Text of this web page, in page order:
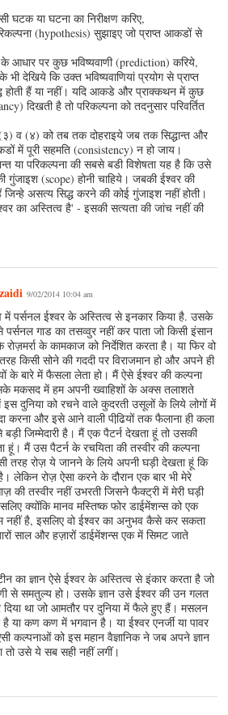
घटक या घटना का निरीक्षण करिए,
(hypothesis) सुझाइए जो प्राप्त आकडों से
आधार पर कुछ भविष्यवाणी (prediction) करिये,
देखिये कि उक्त भविष्यवाणियां प्रयोग से प्राप्त
होती हैं या नहीं। यदि आकडे और प्राक्कथन में कुछ
दिखती है तो परिकल्पना को तदनुसार परिवर्तित
व (४) को तब तक दोहराइये जब तक सिद्धान्त और
में पूरी सहमति (consistency) न हो जाय।
या परिकल्पना की सबसे बडी विशेषता यह है कि उसे
गुंजाइश (scope) होनी चाहिये। जबकी ईश्वर की
हैं जिन्हे असत्य सिद्ध करने की कोई गुंजाइश नहीं होती।
का अस्तित्व है' - इसकी सत्यता की जांच नहीं की
9/02/2014 10:04 am
में पर्सनल ईश्वर के अस्तित्व से इनकार किया है. उसके
पर्सनल गाड का तसव्वुर नहीं कर पाता जो किसी इंसान
के कामकाज को निर्देशित करता है। या फिर वो
किसी सोने की गददी पर विराजमान हो और अपने ही
के बारे में फैसला लेता हो। मैं ऐसे ईश्वर की कल्पना
मकसद में हम अपनी ख्वाहिशों के अक्स तलाशते
इस दुनिया को रचने वाले कुदरती उसूलों के लिये लोगों में
करना और इसे आने वाली पीढि़यों तक फैलाना ही कला
बड़ी जिम्मेदारी है। मैं एक पैटर्न देखता हूं तो उसकी
हूं। मैं उस पैटर्न के रचयिता की तस्वीर की कल्पना
तरह रोज़ ये जानने के लिये अपनी घड़ी देखता हूं कि
लेकिन रोज़ ऐसा करने के दौरान एक बार भी मेरे
की तस्वीर नहीं उभरती जिसने फैक्ट्री में मेरी घड़ी
क्योंकि मानव मस्तिष्क फोर डाईमेंशन्स को एक
नहीं है, इसलिए वो ईश्वर का अनुभव कैसे कर सकता
साल और हज़ारों डाईमेंशन्स एक में सिमट जाते
का ज्ञान ऐसे ईश्वर के अस्तित्व से इंकार करता है जो
से समतुल्य हो। उसके ज्ञान उसे ईश्वर की उन गलत
था जो आमतौर पर दुनिया में फैले हुए हैं। मसलन
है या कण कण में भगवान है। या ईश्वर एनर्जी या पावर
कल्पनाओं को इस महान वैज्ञानिक ने जब अपने ज्ञान
तो उसे ये सब सही नहीं लगीं।